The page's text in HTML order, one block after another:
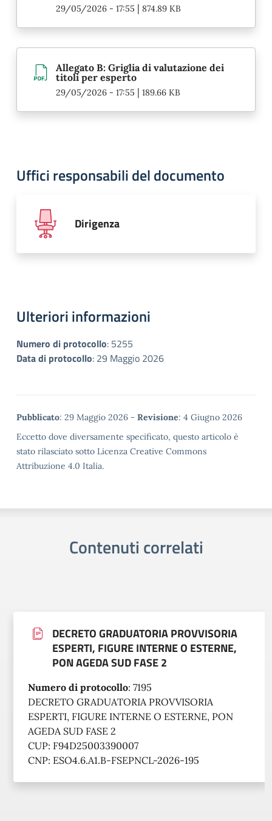
29/05/2026 - 17:55 | 874.89 KB
Allegato B: Griglia di valutazione dei
titoli per esperto
29/05/2026 - 17:55 | 189.66 KB
Uffici responsabili del documento
Dirigenza
Ulteriori informazioni
Numero di protocollo: 5255
Data di protocollo: 29 Maggio 2026
Metadata
Pubblicato: 29 Maggio 2026 - Revisione: 4 Giugno 2026
Eccetto dove diversamente specificato, questo articolo è
stato rilasciato sotto Licenza Creative Commons
Attribuzione 4.0 Italia.
Contenuti correlati
DECRETO GRADUATORIA PROVVISORIA
ESPERTI, FIGURE INTERNE O ESTERNE,
PON AGEDA SUD FASE 2
Numero di protocollo: 7195
DECRETO GRADUATORIA PROVVISORIA
ESPERTI, FIGURE INTERNE O ESTERNE, PON
AGEDA SUD FASE 2
CUP: F94D25003390007
CNP: ESO4.6.A1.B-FSEPNCL-2026-195